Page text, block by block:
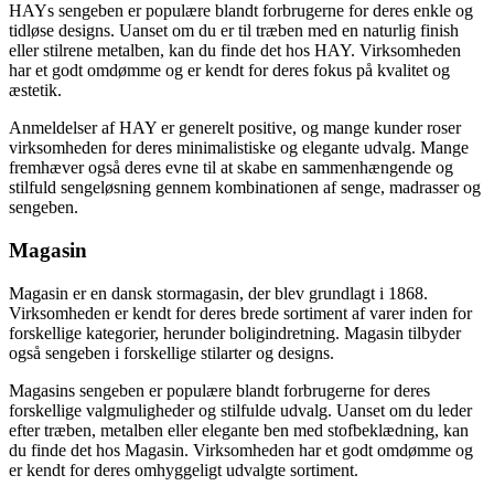
HAYs sengeben er populære blandt forbrugerne for deres enkle og
tidløse designs. Uanset om du er til træben med en naturlig finish
eller stilrene metalben, kan du finde det hos HAY. Virksomheden
har et godt omdømme og er kendt for deres fokus på kvalitet og
æstetik.
Anmeldelser af HAY er generelt positive, og mange kunder roser
virksomheden for deres minimalistiske og elegante udvalg. Mange
fremhæver også deres evne til at skabe en sammenhængende og
stilfuld sengeløsning gennem kombinationen af senge, madrasser og
sengeben.
Magasin
Magasin er en dansk stormagasin, der blev grundlagt i 1868.
Virksomheden er kendt for deres brede sortiment af varer inden for
forskellige kategorier, herunder boligindretning. Magasin tilbyder
også sengeben i forskellige stilarter og designs.
Magasins sengeben er populære blandt forbrugerne for deres
forskellige valgmuligheder og stilfulde udvalg. Uanset om du leder
efter træben, metalben eller elegante ben med stofbeklædning, kan
du finde det hos Magasin. Virksomheden har et godt omdømme og
er kendt for deres omhyggeligt udvalgte sortiment.